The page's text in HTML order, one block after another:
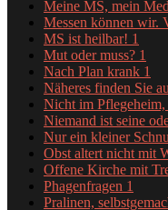
Meine MS, mein
Messen können wir.
MS ist heilbar! 1
Mut oder muss? 1
Nach Plan krank 1
Näheres finden Sie
Nicht im Pflegeheim,
Niemand ist seine
Nur ein kleiner
Obst altert nicht mit
Offene Kirche mit
Phagenfragen 1
Pralinen,